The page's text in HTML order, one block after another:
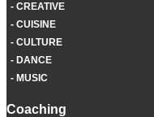
CREATIVE
CUISINE
CULTURE
DANCE
MUSIC
Coaching